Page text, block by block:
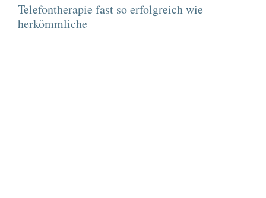
Telefontherapie fast so erfolgreich wie
herkömmliche